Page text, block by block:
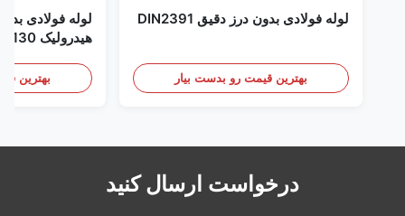
لوله فولادی بدون درز دقیق DIN2391
بهترین قیمت رو بدست بیار
لوله فولادی
هیدرولیک Honed SAE4130
بهترین
درخواست ارسال کنید